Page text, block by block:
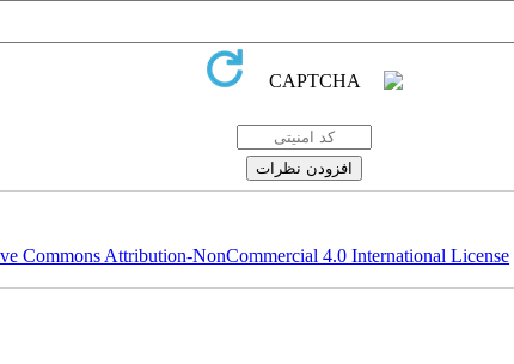
Commons Attribution-NonCommercial 4.0 International License